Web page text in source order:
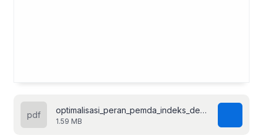
optimalisasi_peran_pemda_indeks_desa.pdf
1.59 MB